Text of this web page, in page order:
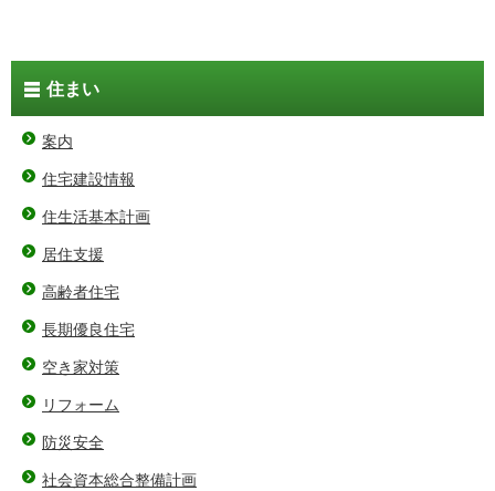
住まい
案内
住宅建設情報
住生活基本計画
居住支援
高齢者住宅
長期優良住宅
空き家対策
リフォーム
防災安全
社会資本総合整備計画